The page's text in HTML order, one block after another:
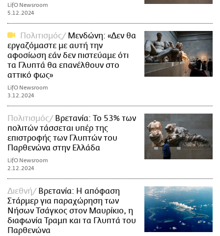
LifO Newsroom
5.12.2024
Πολιτισμός
Μενδώνη: «Δεν θα
εργαζόμαστε με αυτή την
αφοσίωση εάν δεν πιστεύαμε ότι
τα Γλυπτά θα επανέλθουν στο
αττικό φως»
LifO Newsroom
3.12.2024
Πολιτισμός
Βρετανία: Το 53% των
πολιτών τάσσεται υπέρ της
επιστροφής των Γλυπτών του
Παρθενώνα στην Ελλάδα
LifO Newsroom
2.12.2024
Διεθνή
Βρετανία: Η απόφαση
Στάρμερ για παραχώρηση των
Νήσων Τσάγκος στον Μαυρίκιο, η
διαφωνία Τραμπ και τα Γλυπτά του
Παρθενώνα